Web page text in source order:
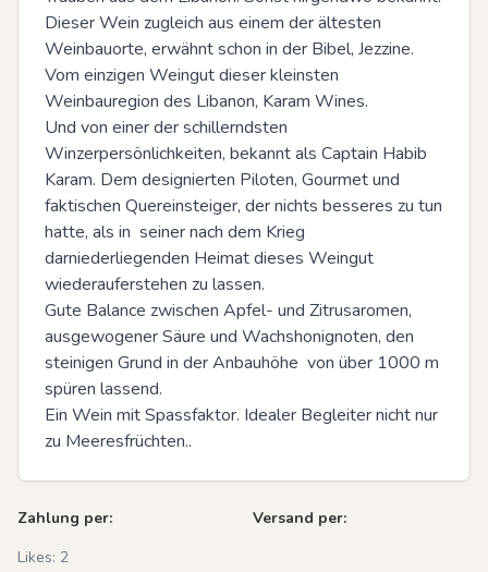
Dieser Wein zugleich aus einem der ältesten
Weinbauorte, erwähnt schon in der Bibel, Jezzine.
Vom einzigen Weingut dieser kleinsten
Weinbauregion des Libanon, Karam Wines.
Und von einer der schillerndsten
Winzerpersönlichkeiten, bekannt als Captain Habib
Karam. Dem designierten Piloten, Gourmet und
faktischen Quereinsteiger, der nichts besseres zu tun
hatte, als in  seiner nach dem Krieg
darniederliegenden Heimat dieses Weingut
wiederauferstehen zu lassen.
Gute Balance zwischen Apfel- und Zitrusaromen,
ausgewogener Säure und Wachshonignoten, den
steinigen Grund in der Anbauhöhe  von über 1000 m
spüren lassend.
Ein Wein mit Spassfaktor. Idealer Begleiter nicht nur
zu Meeresfrüchten..
Zahlung per:
Versand per:
Likes: 2